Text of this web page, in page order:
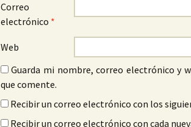
Correo
electrónico *
Web
Guarda mi nombre, correo electrónico y
que comente.
Recibir un correo electrónico con los
Recibir un correo electrónico con cada